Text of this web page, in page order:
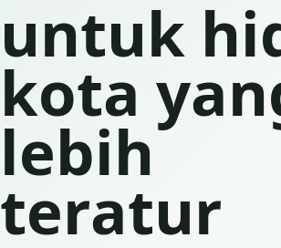
untuk
kota
lebih
teratur